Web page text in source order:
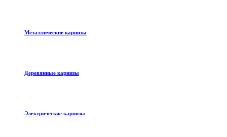
Металлические карнизы
Деревянные карнизы
Электрические карнизы